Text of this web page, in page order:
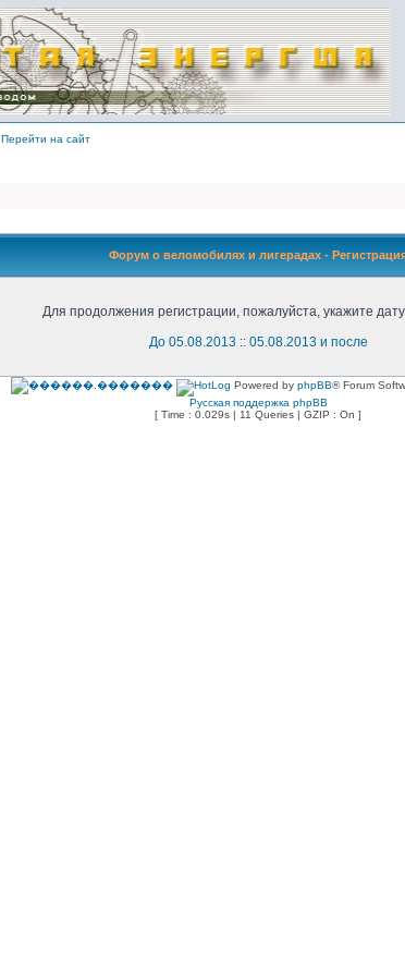
Перейти на сайт
Форум о веломобилях и лигерадах -
Для продолжения регистрации, пожалуйста, укажите
До 05.08.2013 :: 05.08.2013 и после
Powered by phpBB® Forum
Русская поддержка phpBB
[ Time : 0.029s | 11 Queries | GZIP : On ]